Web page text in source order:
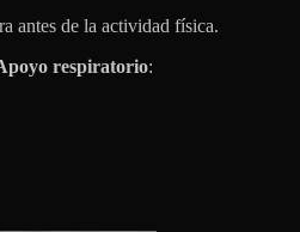
antes de la actividad física.
respiratorio: